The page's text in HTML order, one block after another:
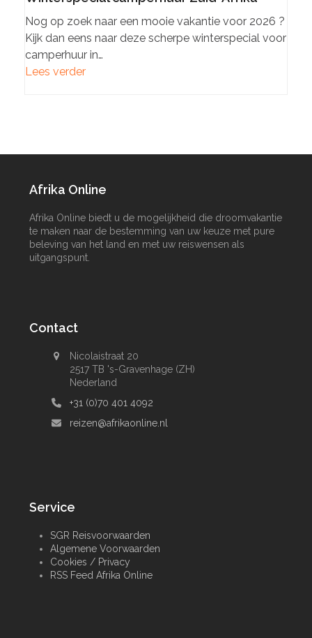
Nog op zoek naar een mooie vakantie voor 2026 ?
Kijk dan eens naar deze scherpe winterspecial voor
camperhuur in…
Lees verder
Afrika Online
Afrika Online biedt u de mogelijkheid die droomvakantie
te maken naar de bestemming van uw keuze met pure
beleving van het land en met uw reiswensen als
uitgangspunt.
Contact
Nicolaistraat 20
2517 TB 's-Gravenhage (ZH)
Nederland
+31 (0)70 401 4092
reizen@afrikaonline.nl
Service
SGR Reisvoorwaarden
Algemene Voorwaarden
Cookies / Privacy
RSS Feed Afrika Online